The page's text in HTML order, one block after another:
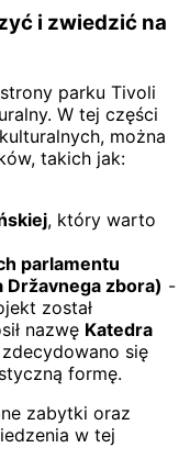
i zwiedzić na
parku Tivoli
W tej części
można
takich jak:
, który warto
parlamentu
Državnega zbora) -
został
nazwę Katedra
się
formę.
zabytki oraz
w tej